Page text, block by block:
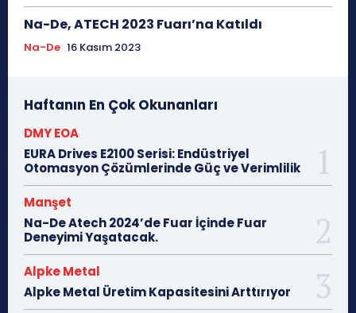
Na-De, ATECH 2023 Fuarı’na Katıldı
Na-De 16 Kasım 2023
Haftanın En Çok Okunanları
DMY EOA
EURA Drives E2100 Serisi: Endüstriyel
Otomasyon Çözümlerinde Güç ve Verimlilik
Manşet
Na-De Atech 2024’de Fuar İçinde Fuar
Deneyimi Yaşatacak.
Alpke Metal
Alpke Metal Üretim Kapasitesini Arttırıyor